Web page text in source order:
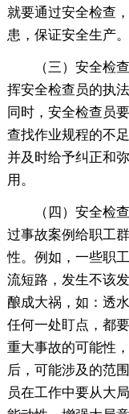
就要通过安全检查
患，保证安全生产。
（三）安全检查
挥安全检查员的执
同时，安全检查员
查找作业规程的不
并及时给予纠正和
用。
（四）安全检查
过事故案例给职工
性。例如，一些职
流短路，发生不该
酿成大祸，如：透
任何一处盯点，都
重大事故的可能性
后，可能涉及的范
员在工作中要从大